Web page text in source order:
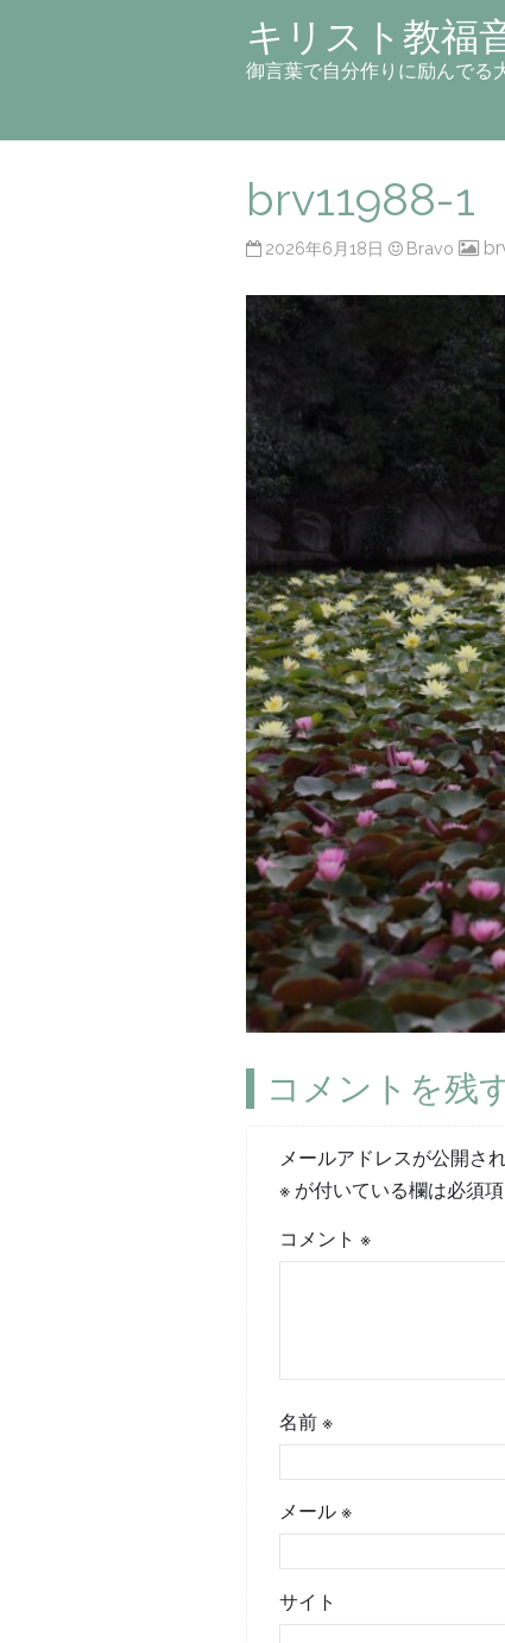
キリスト教福
御言葉で自分作りに励んでる
brv11988-1
2026年6月18日 Bravo
コメントを残
メールアドレスが公開さ
※ が付いている欄は必須
コメント※
名前※
メール※
サイト